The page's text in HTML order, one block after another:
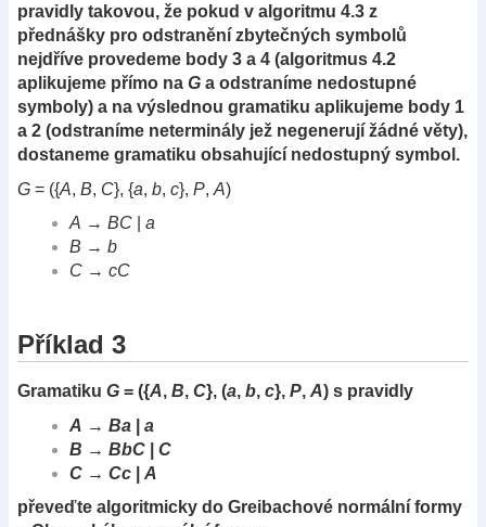
pravidly takovou, že pokud v algoritmu 4.3 z
přednášky pro odstranění zbytečných symbolů
nejdříve provedeme body 3 a 4 (algoritmus 4.2
aplikujeme přímo na G a odstraníme nedostupné
symboly) a na výslednou gramatiku aplikujeme body 1
a 2 (odstraníme neterminály jež negenerují žádné věty),
dostaneme gramatiku obsahující nedostupný symbol.
G = ({A, B, C}, {a, b, c}, P, A)
A → BC
a
B → b
C → cC
Příklad 3
Gramatiku G = ({A, B, C}, (a, b, c}, P, A) s pravidly
A → Ba
a
B → BbC
C
C → Cc
A
převeďte algoritmicky do Greibachové normální formy